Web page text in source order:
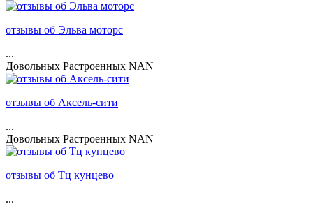
отзывы об Эльва моторс
...
Довольных Растроенных NAN
отзывы об Аксель-сити
...
Довольных Растроенных NAN
отзывы об Тц кунцево
...